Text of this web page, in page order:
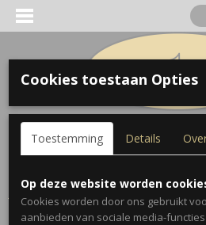
Inloggen Registreren
Home >Onderdelen >Conn
Cookies toestaan Opties
Toestemming Details
Op deze website worden
Cookies worden door ons gebruikt
aanbieden van sociale media-